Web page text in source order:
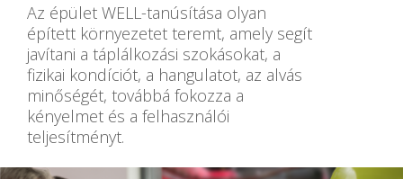
Az épület WELL-tanúsítása olyan
épített környezetet teremt, amely segít
javítani a táplálkozási szokásokat, a
fizikai kondíciót, a hangulatot, az alvás
minőségét, továbbá fokozza a
kényelmet és a felhasználói
teljesítményt.